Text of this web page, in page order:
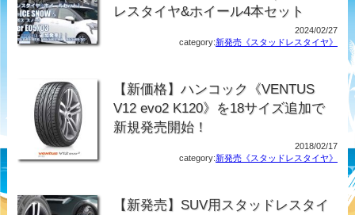
レスタイヤ&ホイール4本セット
2024/02/27
category:新発売《スタッドレスタイヤ》
【新価格】ハンコック《VENTUS
V12 evo2 K120》を18サイズ追加で
新規発売開始！
2018/02/17
category:新発売《スタッドレスタイヤ》
【新発売】SUV用スタッドレスタイ